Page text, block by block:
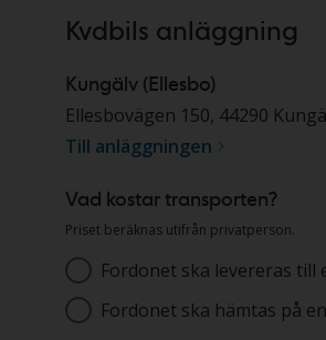
Kvdbils anläggning
Kungälv (Ellesbo)
Ellesbovägen 150, 44290
Till anläggningen
Vad kostar transporten?
Priset beräknas utifrån privatperson.
Fordonet ska levereras till
Adress
Fordonet ska hämtas på